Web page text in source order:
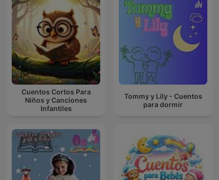
Cuentos Cortos Para
Niños y Canciones
Infantiles
Tommy y Lily - Cuentos
para dormir